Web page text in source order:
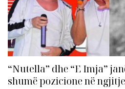
“Nutella” dhe “E Imja”
shumë pozicione në